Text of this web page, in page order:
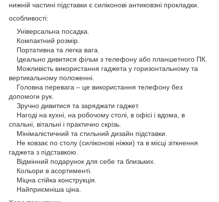
нижній частині підставки є силіконові антиковзні прокладки.
особливості:
Універсальна посадка.
Компактний розмір.
Портативна та легка вага.
Ідеально дивитися фільм з телефону або планшетного ПК.
Можливість використання гаджета у горизонтальному та
вертикальному положенні.
Головна перевага – це використання телефону без
допомоги рук.
Зручно дивитися та заряджати гаджет.
Нагоді на кухні, на робочому столі, в офісі і вдома, в
спальні, вітальні і практично скрізь.
Мінімалістичний та стильний дизайн підставки.
Не ковзає по столу (силіконові ніжки) та в місці зіткнення
гаджета з підставкою.
Відмінний подарунок для себе та близьких.
Кольори в асортименті.
Міцна стійка конструкція.
Найприємніша ціна.